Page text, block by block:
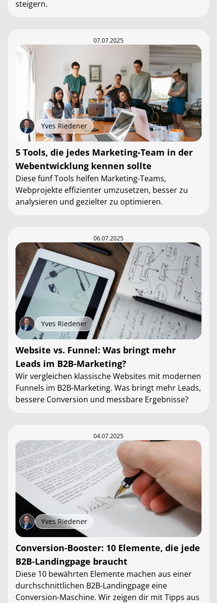
steigern.
07.07.2025
Yves Riedener
5 Tools, die jedes Marketing-Team in der
Webentwicklung kennen sollte
Diese fünf Tools helfen Marketing-Teams,
Webprojekte effizienter umzusetzen, besser zu
analysieren und gezielter zu optimieren.
06.07.2025
Yves Riedener
Website vs. Funnel: Was bringt mehr
Leads im B2B-Marketing?
Wir vergleichen klassische Websites mit modernen
Funnels im B2B-Marketing. Was bringt mehr Leads,
bessere Conversion und messbare Ergebnisse?
04.07.2025
Yves Riedener
Conversion-Booster: 10 Elemente, die jede
B2B-Landingpage braucht
Diese 10 bewährten Elemente machen aus einer
durchschnittlichen B2B-Landingpage eine
Conversion-Maschine. Wir zeigen dir mit Tipps aus